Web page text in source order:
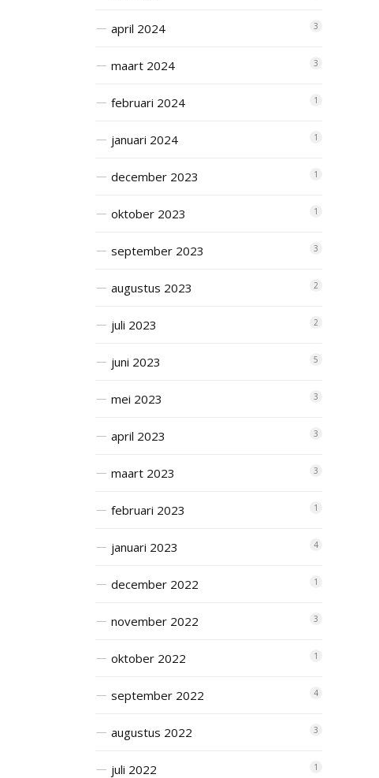
april 2024 3
maart 2024 3
februari 2024 1
januari 2024 1
december 2023 1
oktober 2023 1
september 2023 3
augustus 2023 2
juli 2023 2
juni 2023 5
mei 2023 3
april 2023 3
maart 2023 3
februari 2023 1
januari 2023 4
december 2022 1
november 2022 3
oktober 2022 1
september 2022 4
augustus 2022 3
juli 2022 1